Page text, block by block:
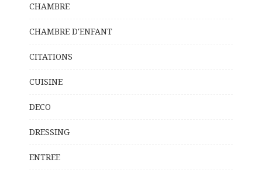
CHAMBRE
CHAMBRE D'ENFANT
CITATIONS
CUISINE
DECO
DRESSING
ENTREE